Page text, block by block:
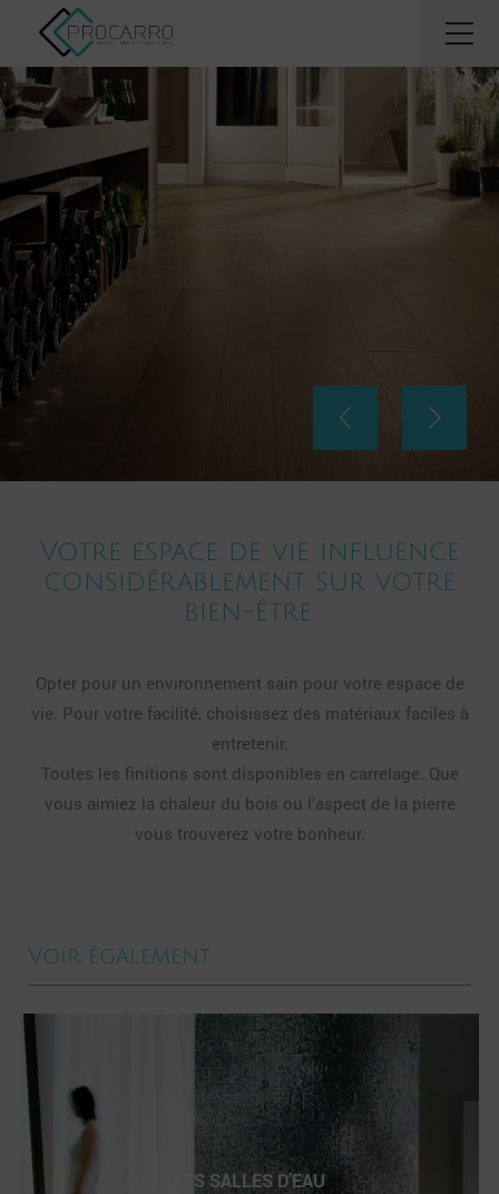
Votre espace de vie influence
considérablement sur votre
bien-être.
Opter pour un environnement sain pour votre espace de
vie. Pour votre facilité, choisissez des matériaux faciles à
entretenir.
Toutes les finitions sont disponibles en carrelage. Que
vous aimiez la chaleur du bois ou l’aspect de la pierre
vous trouverez votre bonheur.
Voir également
LES SALLES D’EAU